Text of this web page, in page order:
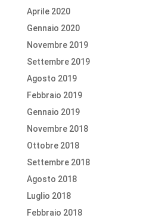
Aprile 2020
Gennaio 2020
Novembre 2019
Settembre 2019
Agosto 2019
Febbraio 2019
Gennaio 2019
Novembre 2018
Ottobre 2018
Settembre 2018
Agosto 2018
Luglio 2018
Febbraio 2018